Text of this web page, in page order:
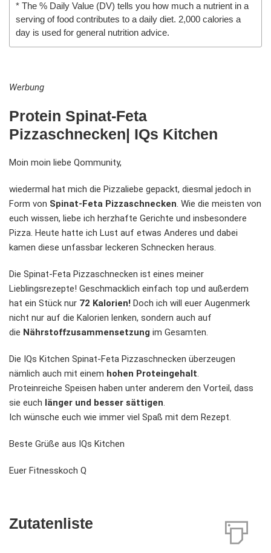
* The % Daily Value (DV) tells you how much a nutrient in a
serving of food contributes to a daily diet. 2,000 calories a
day is used for general nutrition advice.
Werbung
Protein Spinat-Feta
Pizzaschnecken| IQs Kitchen
Moin moin liebe Qommunity,
wiedermal hat mich die Pizzaliebe gepackt, diesmal jedoch in
Form von Spinat-Feta Pizzaschnecken. Wie die meisten von
euch wissen, liebe ich herzhafte Gerichte und insbesondere
Pizza. Heute hatte ich Lust auf etwas Anderes und dabei
kamen diese unfassbar leckeren Schnecken heraus.
Die Spinat-Feta Pizzaschnecken ist eines meiner
Lieblingsrezepte! Geschmacklich einfach top und außerdem
hat ein Stück nur 72 Kalorien! Doch ich will euer Augenmerk
nicht nur auf die Kalorien lenken, sondern auch auf
die Nährstoffzusammensetzung im Gesamten.
Die IQs Kitchen Spinat-Feta Pizzaschnecken überzeugen
nämlich auch mit einem hohen Proteingehalt.
Proteinreiche Speisen haben unter anderem den Vorteil, dass
sie euch länger und besser sättigen.
Ich wünsche euch wie immer viel Spaß mit dem Rezept.
Beste Grüße aus IQs Kitchen
Euer Fitnesskoch Q
Zutatenliste